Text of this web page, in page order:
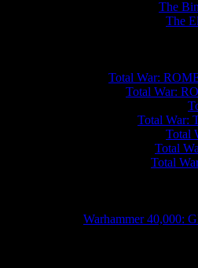
The
The
Total War:
Total War:
Total War:
Total
Total
Total
Warhammer 40,000: